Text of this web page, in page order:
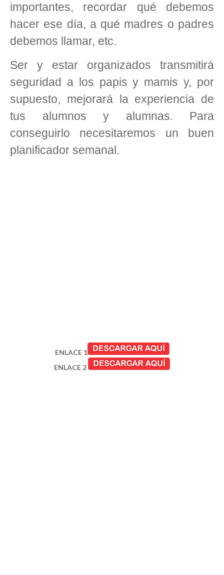
importantes, recordar qué debemos
hacer ese día, a qué madres o padres
debemos llamar, etc.
Ser y estar organizados transmitirá
seguridad a los papis y mamis y, por
supuesto, mejorará la experiencia de
tus alumnos y alumnas. Para
conseguirlo necesitaremos un buen
planificador semanal.
ENLACE 1
ENLACE 2